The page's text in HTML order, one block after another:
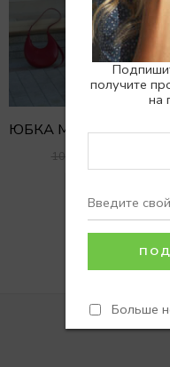
получите
на
Больше
10500